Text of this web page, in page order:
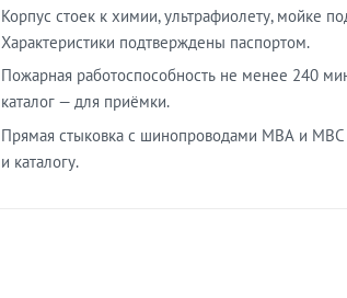
Корпус стоек к химии, ультрафиолету, мойке
Характеристики подтверждены паспортом.
Пожарная работоспособность не менее 240
каталог — для приёмки.
Прямая стыковка с шинопроводами МВА и
и каталогу.